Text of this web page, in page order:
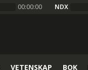
00:00:00 NDX
VETENSKAP BOK